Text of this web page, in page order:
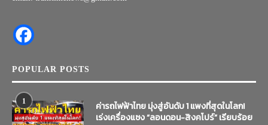
POPULAR POSTS
1
ค่ารถไฟฟ้าไทย มุ่งสู่อันดับ 1 แพงที่สุดในโลก!
เร่งเครื่องแซง “ลอนดอน-สิงคโปร์” เรียบร้อย